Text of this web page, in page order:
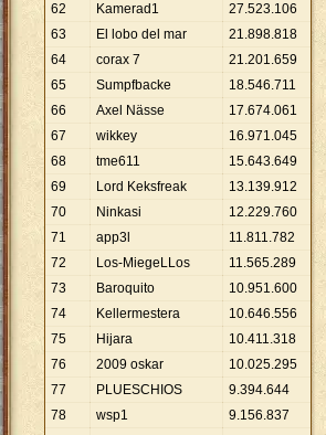
62
Kamerad1 27.523.106
63
El lobo del mar 21.898.818
64
corax 7 21.201.659
65
Sumpfbacke 18.546.711
66
Axel Nässe 17.674.061
67
wikkey 16.971.045
68
tme611 15.643.649
69
Lord Keksfreak 13.139.912
70
Ninkasi 12.229.760
71
app3l 11.811.782
72
Los-MiegeLLos 11.565.289
73
Baroquito 10.951.600
74
Kellermestera 10.646.556
75
Hijara 10.411.318
76
2009 oskar 10.025.295
77
PLUESCHIOS 9.394.644
78
wsp1 9.156.837